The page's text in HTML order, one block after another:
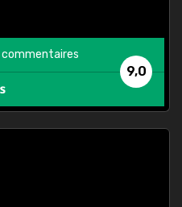
9,0
commentaires